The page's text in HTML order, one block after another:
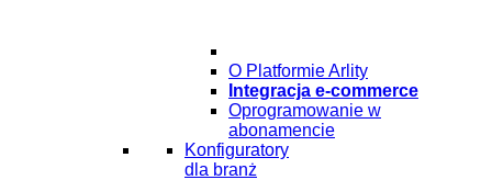
O Platformie Arlity
Integracja e-commerce
Oprogramowanie w
abonamencie
Konfiguratory
dla branż